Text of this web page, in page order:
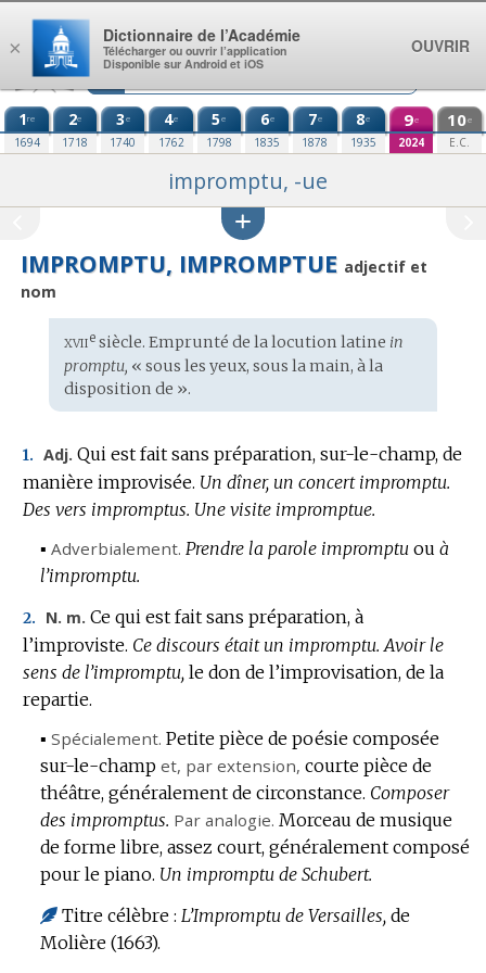
Aller au contenu
1re
1694
2e
1718
3e
1740
4e
1762
5e
1798
6e
1835
7e
1878
8e
1935
9e
2024
10e
E.C.
impromptu, -ue
IMPROMPTU, IMPROMPTUE adjectif et
nom
Étymologie
:
xviiesiècle. Emprunté de la locution latine in
promptu, « sous les yeux, sous la main, à la
disposition de ».
1. Adj. Qui est fait sans préparation, sur-le-champ, de
manière improvisée. Un dîner, un concert impromptu.
Des vers impromptus. Une visite impromptue.
▪ Adverbialement. Prendre la parole impromptu ou à
l’impromptu.
2. N. m. Ce qui est fait sans préparation, à
l’improviste. Ce discours était un impromptu. Avoir le
sens de l’impromptu, le don de l’improvisation, de la
repartie.
▪ Spécialement. Petite pièce de poésie composée
sur-le-champ et, par extension, courte pièce de
théâtre, généralement de circonstance. Composer
des impromptus. Par analogie. Morceau de musique
de forme libre, assez court, généralement composé
pour le piano. Un impromptu de Schubert.
Titre célèbre : L’Impromptu de Versailles, de
Molière (1663).
×
Dictionnaire de l’Académie
Télécharger ou ouvrir l’application
Disponible sur Android et iOS
OUVRIR